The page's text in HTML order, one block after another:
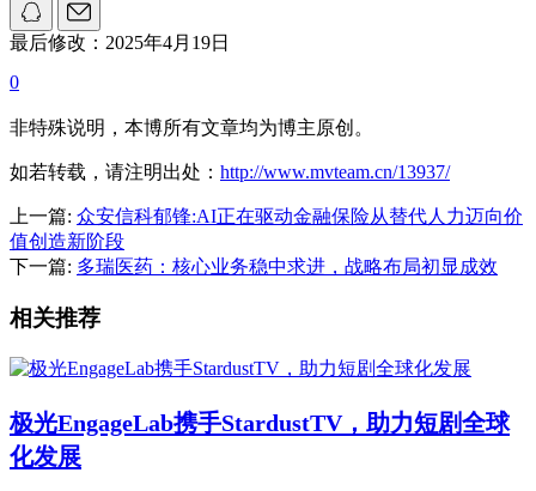
最后修改：2025年4月19日
0
非特殊说明，本博所有文章均为博主原创。
如若转载，请注明出处： http://www.mvteam.cn/13937/
上一篇: 众安信科郁锋:AI正在驱动金融保险从替代人力迈向价
值创造新阶段
下一篇: 多瑞医药：核心业务稳中求进，战略布局初显成效
相关推荐
极光EngageLab携手StardustTV，助力短剧全球
化发展